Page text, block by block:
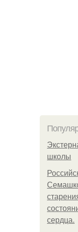
школы
сердца.